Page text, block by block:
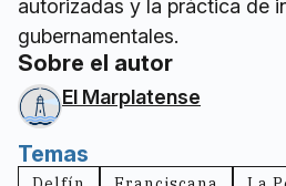
autorizadas y la práctica de
gubernamentales.
Sobre el autor
El Marplatense
Temas